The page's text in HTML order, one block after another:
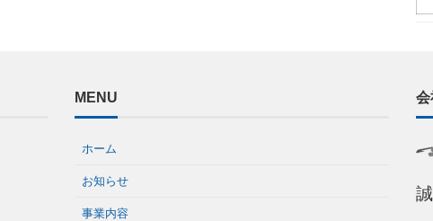
MENU
ホーム
お知らせ
事業内容
会